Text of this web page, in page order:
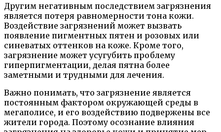
Другим негативным последствием загрязнения
является потеря равномерности тона кожи.
Воздействие загрязнений может вызвать
появление пигментных пятен и розовых или
синеватых оттенков на коже. Кроме того,
загрязнение может усугубить проблему
гиперпигментации, делая пятна более
заметными и трудными для лечения.
Важно понимать, что загрязнение является
постоянным фактором окружающей среды в
мегаполисе, и его воздействию подвержены все
жители города. Поэтому осознание влияния